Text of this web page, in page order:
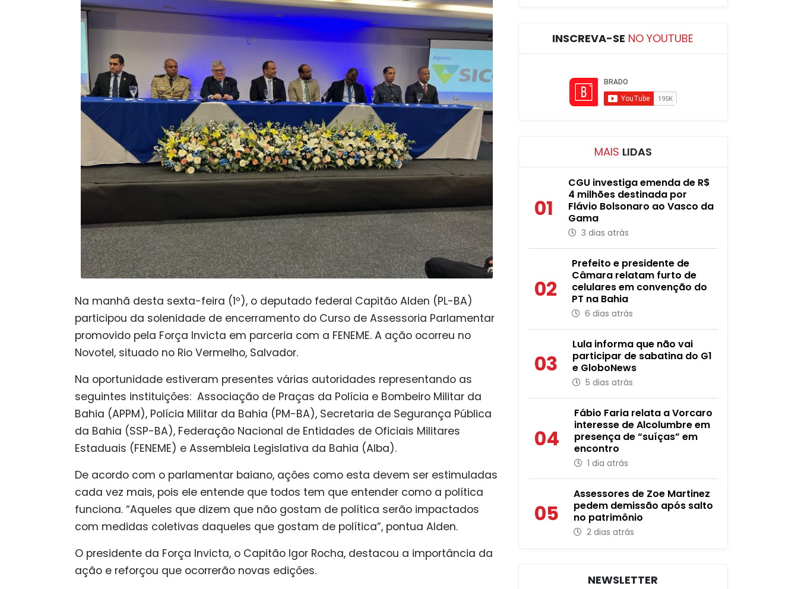
Na manhã desta sexta-feira (1º), o deputado federal Capitão Alden (PL-BA)
participou da solenidade de encerramento do Curso de Assessoria Parlamentar
promovido pela Força Invicta em parceria com a FENEME. A ação ocorreu no
Novotel, situado no Rio Vermelho, Salvador.
Na oportunidade estiveram presentes várias autoridades representando as
seguintes instituições: Associação de Praças da Polícia e Bombeiro Militar da
Bahia (APPM), Polícia Militar da Bahia (PM-BA), Secretaria de Segurança Pública
da Bahia (SSP-BA), Federação Nacional de Entidades de Oficiais Militares
Estaduais (FENEME) e Assembleia Legislativa da Bahia (Alba).
De acordo com o parlamentar baiano, ações como esta devem ser estimuladas
cada vez mais, pois ele entende que todos tem que entender como a política
funciona. “Aqueles que dizem que não gostam de política serão impactados
com medidas coletivas daqueles que gostam de política”, pontua Alden.
O presidente da Força Invicta, o Capitão Igor Rocha, destacou a importância da
ação e reforçou que ocorrerão novas edições.
INSCREVA-SE NO YOUTUBE
MAIS LIDAS
01
CGU investiga emenda de R$
4 milhões destinada por
Flávio Bolsonaro ao Vasco da
Gama
3 dias atrás
02
Prefeito e presidente de
Câmara relatam furto de
celulares em convenção do
PT na Bahia
6 dias atrás
03
Lula informa que não vai
participar de sabatina do G1
e GloboNews
5 dias atrás
04
Fábio Faria relata a Vorcaro
interesse de Alcolumbre em
presença de “suíças” em
encontro
1 dia atrás
05
Assessores de Zoe Martinez
pedem demissão após salto
no patrimônio
2 dias atrás
NEWSLETTER